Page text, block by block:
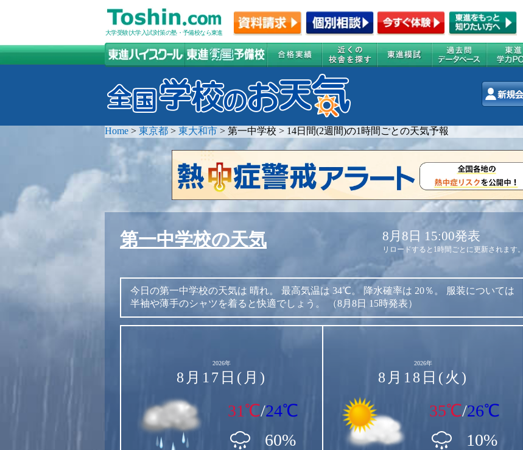
大学受験(大学入試)対策の塾・予備校なら東進
Home > 東京都 > 東大和市 > 第一中学校 > 14日間(2週間)の1時間ごとの天気予報
第一中学校の天気 8月8日 15:00発表
リロードすると1時間ごとに更新されます。
今日の第一中学校の天気は 晴れ。 最高気温は 34℃。 降水確率は 20％。
服装については
半袖や薄手のシャツを着ると快適でしょう。
（8月8日 15時発表）
2026年
8月17日(月)
31℃/24℃
60%
2026年
8月18日(火)
35℃/26℃
10%